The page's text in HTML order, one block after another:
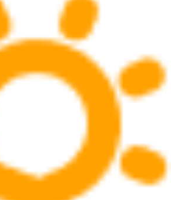
phù hợp với người dùng bắt đầu quan tâm
tổng thể: máy phải gọn, đẹp, hiện đại,
giác sử dụng cao cấp hơn. Các bản
biệt phù hợp với người thích sự linh hoạt,
trình bày hoặc làm việc ở nhiều không gian
văn phòng muốn máy đẹp hơn
việc di động
máy có cảm ứng, bút hoặc xoay gập